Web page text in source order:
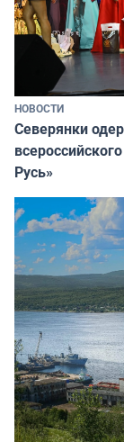
НОВОСТИ
Северянки
Русь»